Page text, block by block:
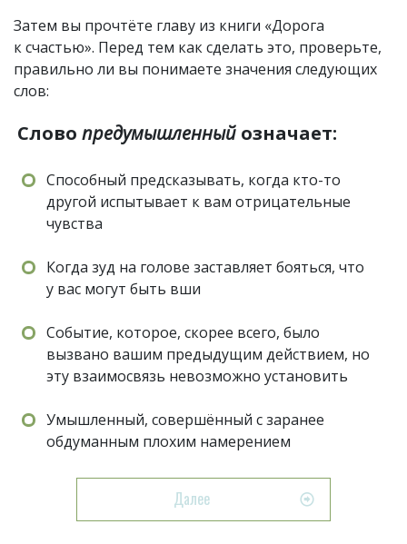
Затем вы прочтёте главу из книги «Дорога
к счастью». Перед тем как сделать это, проверьте,
правильно ли вы понимаете значения следующих
слов:
Слово предумышленный означает:
Способный предсказывать, когда кто-то
другой испытывает к вам отрицательные
чувства
Когда зуд на голове заставляет бояться, что
у вас могут быть вши
Событие, которое, скорее всего, было
вызвано вашим предыдущим действием, но
эту взаимосвязь невозможно установить
Умышленный, совершённый с заранее
обдуманным плохим намерением
Далее